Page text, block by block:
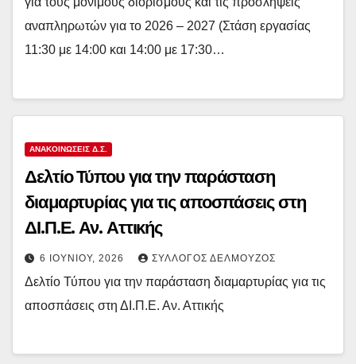
αναπληρωτών για το 2026 – 2027 (Στάση εργασίας
11:30 με 14:00 και 14:00 με 17:30…
ΑΝΑΚΟΙΝΏΣΕΙΣ Δ.Σ.
Δελτίο Τύπου για την παράσταση
διαμαρτυρίας για τις αποσπάσεις στη
ΔΙ.Π.Ε. Αν. Αττικής
6 ΙΟΥΝΊΟΥ, 2026 ΣΎΛΛΟΓΟΣ ΔΕΛΜΟΎΖΟΣ
Δελτίο Τύπου για την παράσταση διαμαρτυρίας για τις
αποσπάσεις στη ΔΙ.Π.Ε. Αν. Αττικής